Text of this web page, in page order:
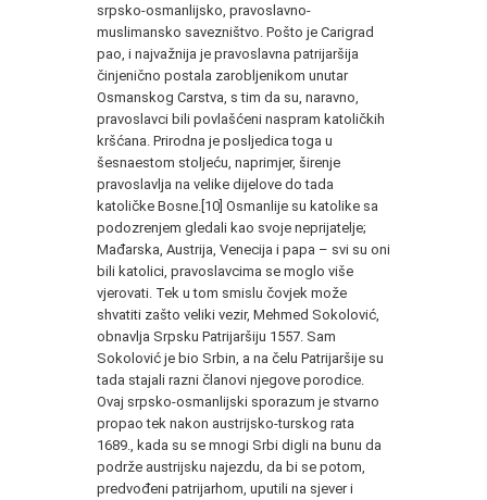
srpsko-osmanlijsko, pravoslavno-
muslimansko savezništvo. Pošto je Carigrad
pao, i najvaž­nija je pravoslavna patrijaršija
činjenično postala zarobljenikom unutar
Osmanskog Carstva, s tim da su, naravno,
pravoslavci bi­li povlašćeni naspram katoličkih
kršćana. Prirodna je posljedica toga u
šesnaestom stoljeću, naprimjer, širenje
pravoslavlja na ve­like dijelove do tada
katoličke Bosne.[10] Osmanlije su katolike sa
podozrenjem gledali kao svoje neprijatelje;
Mađarska, Austrija, Venecija i papa – svi su oni
bili katolici, pravoslavcima se moglo više
vjerovati. Tek u tom smislu čovjek može
shvatiti zašto veli­ki vezir, Mehmed Sokolović,
obnavlja Srpsku Patrijaršiju 1557. Sam
Sokolović je bio Srbin, a na čelu Patrijaršije su
tada stajali razni članovi njegove porodice.
Ovaj srpsko-osmanlijski spora­zum je stvarno
propao tek nakon austrijsko-turskog rata
1689., kada su se mnogi Srbi digli na bunu da
podrže austrijsku najez­du, da bi se potom,
predvođeni patrijarhom, uputili na sjever i